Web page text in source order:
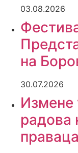
03.08.2026
на
30.07.2026
Измене
радова